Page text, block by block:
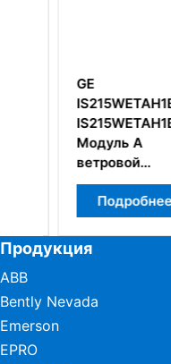
GE
IS215WETAH1B
IS215WETAH1BB
Модуль A
ветровой
коробки (Wind
Topbox A)
Подробнее
Продукция
ABB
Bently Nevada
Emerson
EPRO